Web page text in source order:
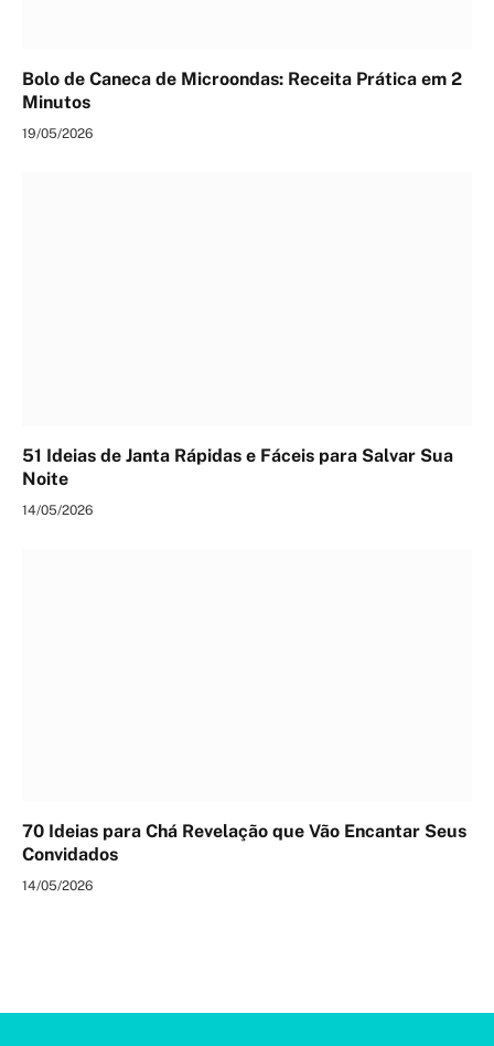
Bolo de Caneca de Microondas: Receita Prática em 2
Minutos
19/05/2026
51 Ideias de Janta Rápidas e Fáceis para Salvar Sua
Noite
14/05/2026
70 Ideias para Chá Revelação que Vão Encantar Seus
Convidados
14/05/2026